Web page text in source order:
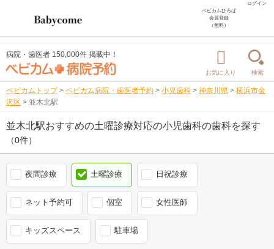
ログイン
ベビカムひろば
会員登録
（無料）
病院・歯医者 150,000件 掲載中！
お気に入り 検索
ベビカムトップ > ベビカム病院・歯医者予約 > 小児歯科 > 神奈川県 > 横浜市金
沢区 > 並木北駅
並木北駅おすすめの土曜診療対応の小児歯科の歯科を探す
（0件）
夜間診療 土曜診療 日祝診療
ネット予約可 個室 女性医師
キッズスペース 駐車場